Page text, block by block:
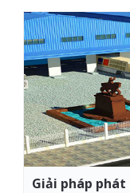
Giải pháp